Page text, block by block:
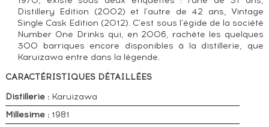
Distillery Edition (2002) et l'autre de 42 ans, Vintage
Single Cask Edition (2012). C'est sous l'égide de la société
Number One Drinks qui, en 2006, rachète les quelques
300 barriques encore disponibles à la distillerie, que
Karuizawa entre dans la légende.
CARACTÉRISTIQUES DÉTAILLÉES
Distillerie :Karuizawa
Millesime :1981